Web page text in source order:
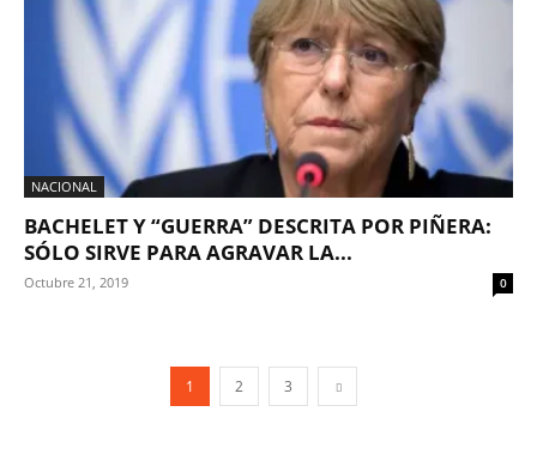
NACIONAL
BACHELET Y “GUERRA” DESCRITA POR PIÑERA:
SÓLO SIRVE PARA AGRAVAR LA...
Octubre 21, 2019 0
1 2 3